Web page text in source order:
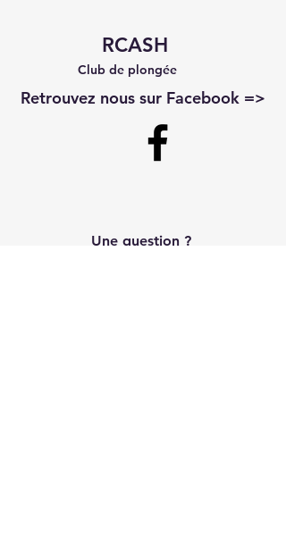
RCASH
Club de plongée
Retrouvez nous sur Facebook =>
Une question ?